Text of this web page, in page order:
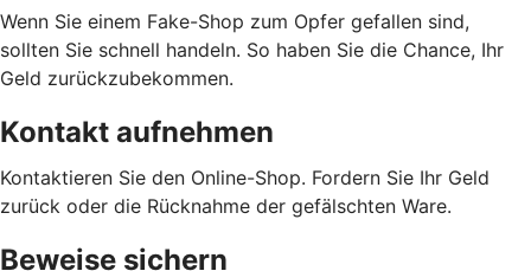
Wenn Sie einem Fake-Shop zum Opfer gefallen sind,
sollten Sie schnell handeln. So haben Sie die Chance, Ihr
Geld zurückzubekommen.
Kontakt aufnehmen
Kontaktieren Sie den Online-Shop. Fordern Sie Ihr Geld
zurück oder die Rücknahme der gefälschten Ware.
Beweise sichern